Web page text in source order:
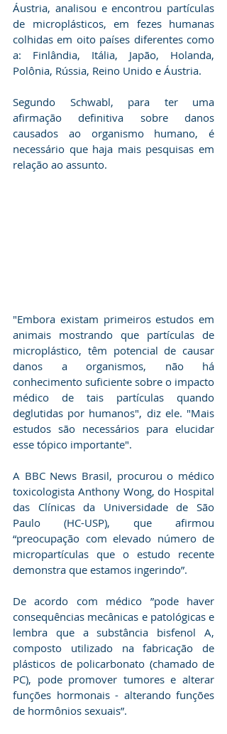
Áustria, analisou e encontrou partículas
de microplásticos, em fezes humanas
colhidas em oito países diferentes como
a: Finlândia, Itália, Japão, Holanda,
Polônia, Rússia, Reino Unido e Áustria.
Segundo Schwabl, para ter uma
afirmação definitiva sobre danos
causados ao organismo humano, é
necessário que haja mais pesquisas em
relação ao assunto.
"Embora existam primeiros estudos em
animais mostrando que partículas de
microplástico, têm potencial de causar
danos a organismos, não há
conhecimento suficiente sobre o impacto
médico de tais partículas quando
deglutidas por humanos", diz ele. "Mais
estudos são necessários para elucidar
esse tópico importante".
A BBC News Brasil, procurou o médico
toxicologista Anthony Wong, do Hospital
das Clínicas da Universidade de São
Paulo (HC-USP), que afirmou
“preocupação com elevado número de
micropartículas que o estudo recente
demonstra que estamos ingerindo”.
De acordo com médico ”pode haver
consequências mecânicas e patológicas e
lembra que a substância bisfenol A,
composto utilizado na fabricação de
plásticos de policarbonato (chamado de
PC), pode promover tumores e alterar
funções hormonais - alterando funções
de hormônios sexuais”.